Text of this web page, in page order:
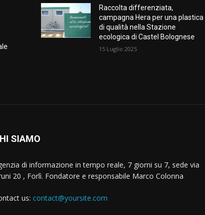
Raccolta differenziata,
campagna Hera per una plastica
di qualità nella Stazione
ecologica di Castel Bolognese
15 Luglio 2025
SIAMO
di informazione in tempo reale, 7 giorni su 7, sede via
20 , Forlì. Fondatore e responsabile Marco Colonna
us: contact@yoursite.com